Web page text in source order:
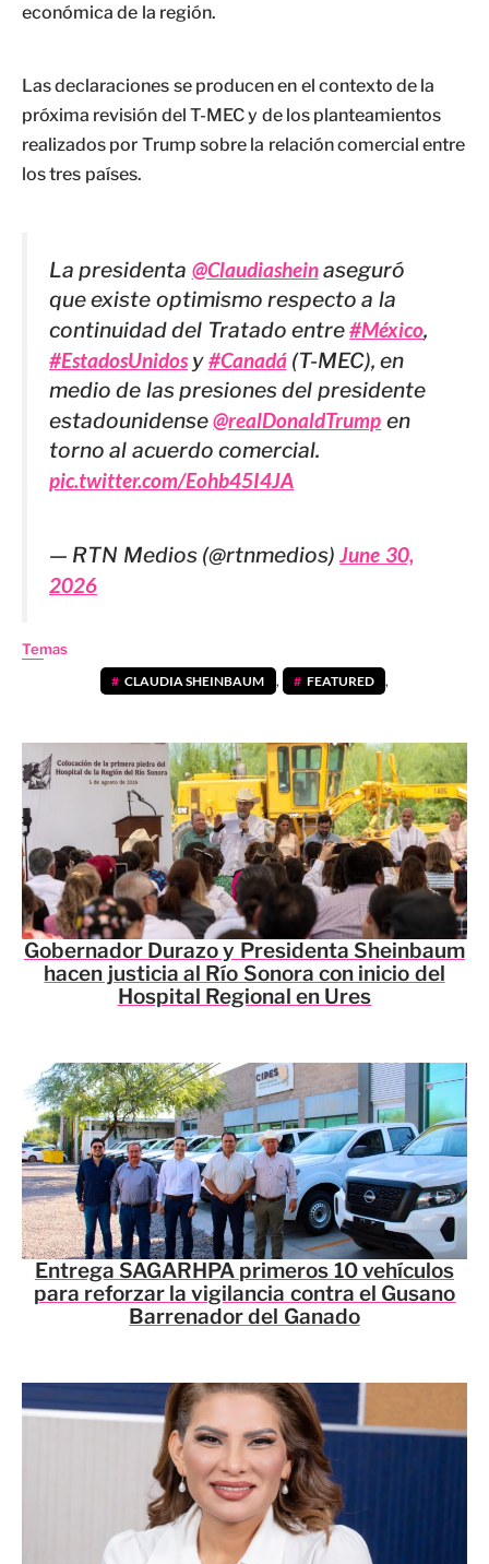
económica de la región.
Las declaraciones se producen en el contexto de la
próxima revisión del T-MEC y de los planteamientos
realizados por Trump sobre la relación comercial entre
los tres países.
La presidenta @Claudiasheinaseguró
que existe optimismo respecto a la
continuidad del Tratado entre#México,
#EstadosUnidosy#Canadá(T-MEC), en
medio de las presiones del presidente
estadounidense@realDonaldTrump en
torno al acuerdo comercial.
pic.twitter.com/Eohb45I4JA
— RTN Medios (@rtnmedios)June 30,
2026
Temas
CLAUDIA SHEINBAUM , FEATURED ,
Gobernador Durazo y Presidenta Sheinbaum
hacen justicia al Río Sonora con inicio del
Hospital Regional en Ures
Entrega SAGARHPA primeros 10 vehículos
para reforzar la vigilancia contra el Gusano
Barrenador del Ganado